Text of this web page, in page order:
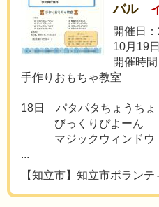
バル
開催日
10月19
開催時
手作りおもちゃ教室
18日 パタパタちょうちょ
びっくりぴよーん
マジックウィンドウ
...
【知立市】知立市ボラン